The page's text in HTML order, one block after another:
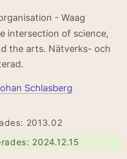
- Waag
intersection of science,
the arts. Nätverks- och
Schlasberg
2013.02
2024.12.15